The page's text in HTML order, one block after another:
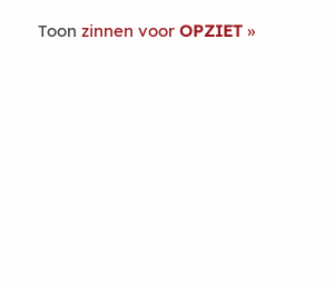
Toon zinnen voor OPZIET